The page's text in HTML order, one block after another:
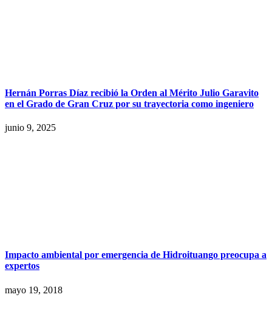
Hernán Porras Díaz recibió la Orden al Mérito Julio Garavito
en el Grado de Gran Cruz por su trayectoria como ingeniero
junio 9, 2025
Impacto ambiental por emergencia de Hidroituango preocupa a
expertos
mayo 19, 2018